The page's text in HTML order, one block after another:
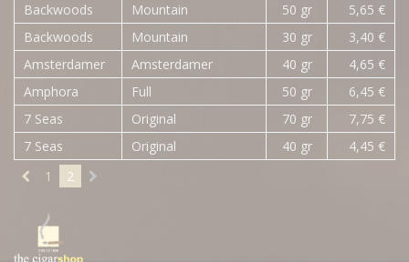
Backwoods
Mountain 50 gr
5,65 €
Backwoods
Mountain 30 gr
3,40 €
Amsterdamer
Amsterdamer 40 gr
4,65 €
Amphora
Full 50 gr
6,45 €
7 Seas
Original 70 gr
7,75 €
7 Seas
Original 40 gr
4,45 €
1
2